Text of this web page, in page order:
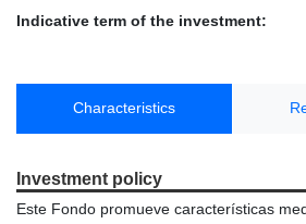
Indicative term of the investment:
Characteristics
Investment policy
Este Fondo promueve características